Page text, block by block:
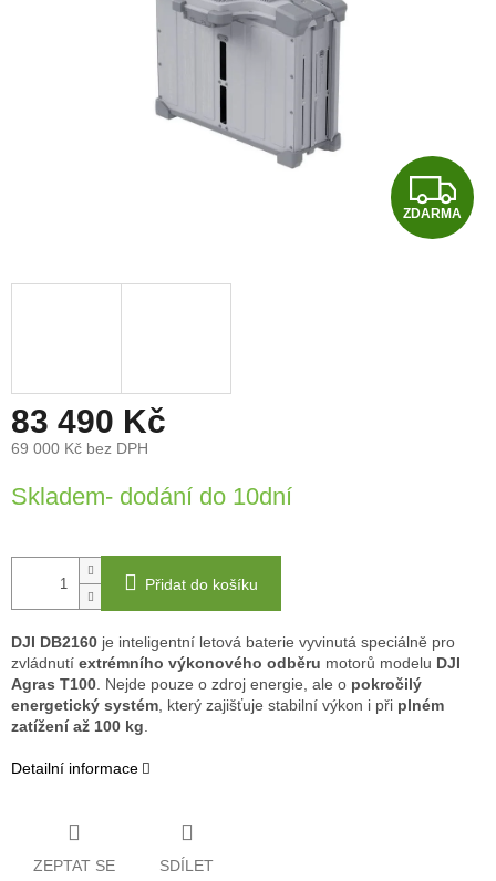
Z
D
ZDARMA
83 490 Kč
69 000 Kč bez DPH
cena:
Skladem- dodání do 10dní
Přidat do košíku
DJI DB2160 je inteligentní letová baterie vyvinutá speciálně pro
zvládnutí extrémního výkonového odběru motorů modelu DJI
Agras T100. Nejde pouze o zdroj energie, ale o pokročilý
energetický systém, který zajišťuje stabilní výkon i při plném
zatížení až 100 kg.
Detailní informace
ZEPTAT SE SDÍLET